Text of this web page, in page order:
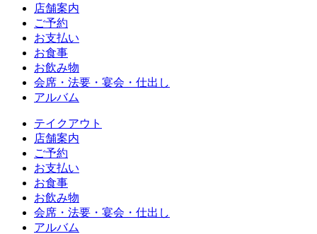
店舗案内
ご予約
お支払い
お食事
お飲み物
会席・法要・宴会・仕出し
アルバム
テイクアウト
店舗案内
ご予約
お支払い
お食事
お飲み物
会席・法要・宴会・仕出し
アルバム